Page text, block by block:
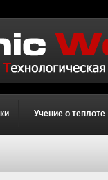
Учение о теплоте